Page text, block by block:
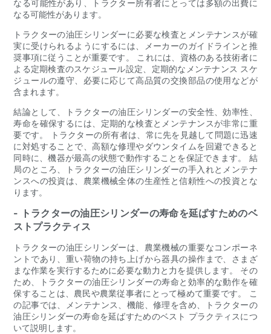
なる可能性があり、トラクター所有者にとっては多額の出費に
なる可能性があります。
トラクターの油圧シリンダーに必要な検査とメンテナンスが確
実に受けられるようにするには、メーカーのガイドラインと推
奨事項に従うことが重要です。 これには、資格のある技術者に
よる定期検査のスケジュール設定、定期的なメンテナンス スケ
ジュールの遵守、必要に応じて高品質の交換部品の使用などが
含まれます。
結論として、トラクターの油圧シリンダーの安全性、効率性、
寿命を確保するには、定期的な検査とメンテナンスが非常に重
要です。 トラクターの所有者は、常に先を見越して問題に迅速
に対処することで、高額な修理やダウンタイムを回避できると
同時に、機器が最高の状態で動作することを保証できます。 結
局のところ、トラクターの油圧シリンダーの手入れとメンテナ
ンスへの投資は、農業機械全体の生産性と信頼性への投資とな
ります。
- トラクターの油圧シリンダーの寿命を延ばすためのベ
ストプラクティス
トラクターの油圧シリンダーは、農業機械の重要なコンポーネ
ントであり、重い荷物の持ち上げから器具の操作まで、さまざ
まな作業を実行するために必要な動力と力を提供します。 その
ため、トラクターの油圧シリンダーの寿命と効率的な動作を確
保することは、農民や農業従事者にとって極めて重要です。 こ
の記事では、メンテナンス、機能、修理を含め、トラクターの
油圧シリンダーの寿命を延ばすためのベスト プラクティスにつ
いて説明します。